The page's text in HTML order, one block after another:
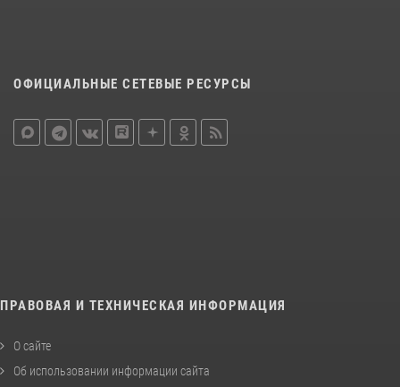
ОФИЦИАЛЬНЫЕ СЕТЕВЫЕ РЕСУРСЫ
ПРАВОВАЯ И ТЕХНИЧЕСКАЯ ИНФОРМАЦИЯ
О сайте
Об использовании информации сайта